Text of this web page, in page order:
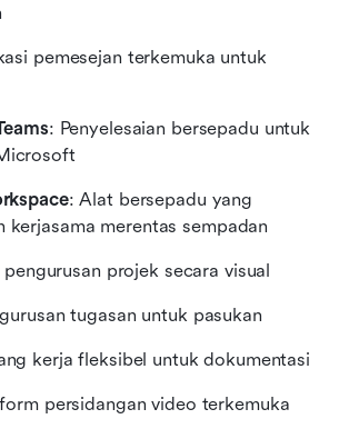
pemesejan terkemuka untuk
: Penyelesaian bersepadu untuk
: Alat bersepadu yang
kerjasama merentas sempadan
projek secara visual
tugasan untuk pasukan
kerja fleksibel untuk dokumentasi
persidangan video terkemuka